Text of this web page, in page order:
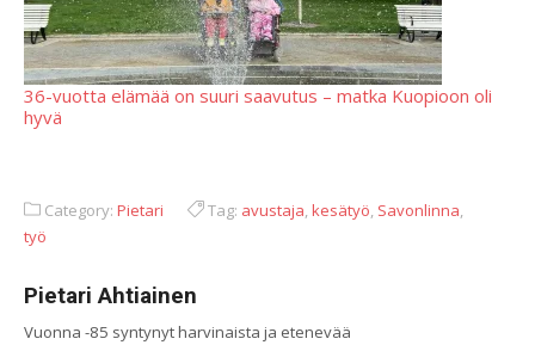
36-vuotta elämää on suuri saavutus – matka Kuopioon oli
hyvä
Category: Pietari Tag: avustaja,kesätyö, Savonlinna,
työ
Pietari Ahtiainen
Vuonna -85 syntynyt harvinaista ja etenevää